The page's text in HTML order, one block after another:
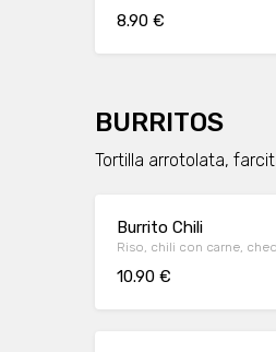
8.90 €
BURRITOS
Tortilla arrotolata,
Burrito Chili
Riso, chili con carne,
10.90 €